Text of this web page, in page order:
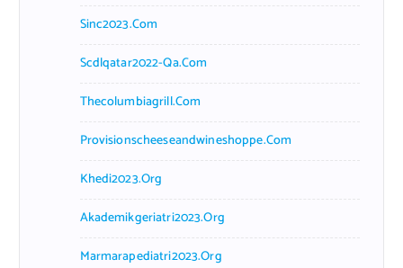
Sinc2023.com
Scdlqatar2022-Qa.com
Thecolumbiagrill.com
Provisionscheeseandwineshoppe.com
Khedi2023.org
Akademikgeriatri2023.org
Marmarapediatri2023.org